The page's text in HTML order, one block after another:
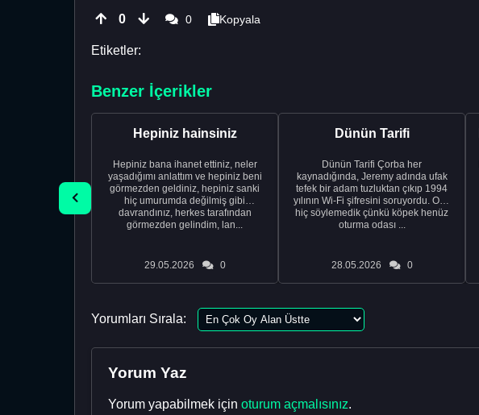
0 0 Kopyala
Etiketler:
Benzer İçerikler
Hepiniz hainsiniz
Hepiniz bana ihanet ettiniz, neler
yaşadığımı anlattım ve hepiniz beni
görmezden geldiniz, hepiniz sanki
hiç umurumda değilmiş gibi
davrandınız, herkes tarafından
görmezden gelindim, lan...
29.05.2026 0
Dünün Tarifi
Dünün Tarifi Çorba her
kaynadığında, Jeremy adında ufak
tefek bir adam tuzluktan çıkıp 1994
yılının Wi-Fi şifresini soruyordu. Ona
hiç söylemedik çünkü köpek henüz
oturma odası ...
28.05.2026 0
Yorumları Sırala:
Yorum Yaz
Yorum yapabilmek için oturum açmalısınız.